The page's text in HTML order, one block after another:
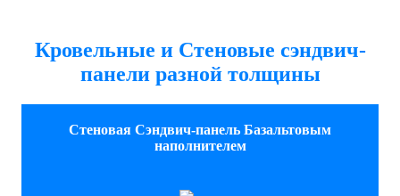
Кровельные и Стеновые сэндвич-
панели разной толщины
Стеновая Сэндвич-панель Базальтовым
наполнителем